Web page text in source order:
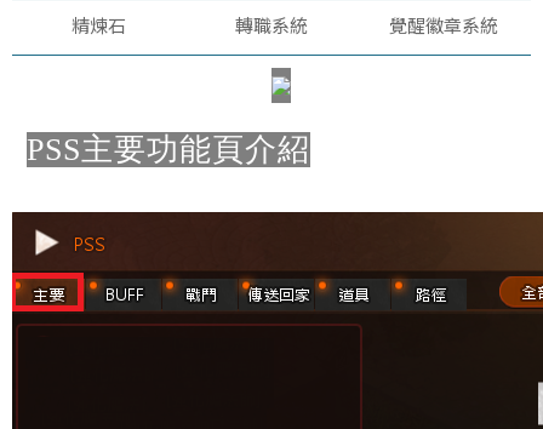
精煉石 轉職系統 覺醒徽章系統
PSS主要功能頁介紹